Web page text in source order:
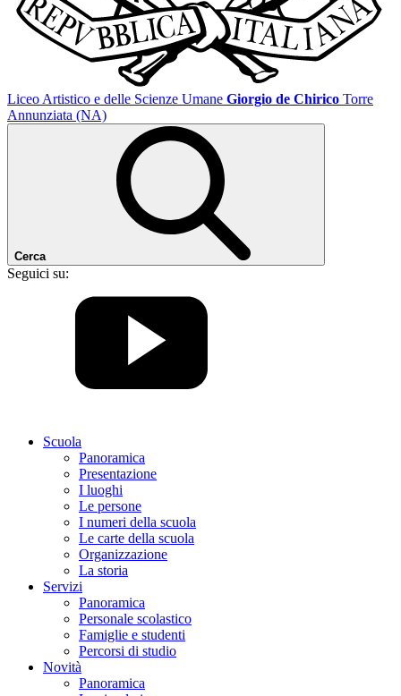
Liceo Artistico e delle Scienze Umane Giorgio de Chirico Torre
Annunziata (NA)
Cerca
Seguici su:
Scuola
Panoramica
Presentazione
I luoghi
Le persone
I numeri della scuola
Le carte della scuola
Organizzazione
La storia
Servizi
Panoramica
Personale scolastico
Famiglie e studenti
Percorsi di studio
Novità
Panoramica